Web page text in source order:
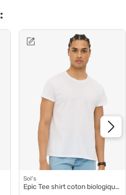
Sol's
Epic Tee shirt coton biologique 03564